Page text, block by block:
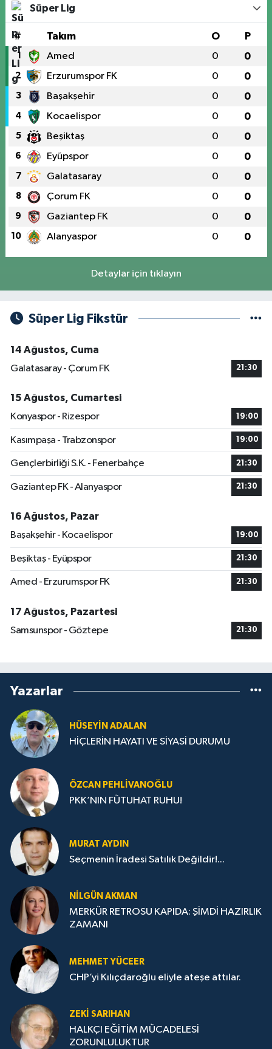
Süper Lig
# Takım O P
1 Amed 0 0
2 Erzurumspor FK 0 0
3 Başakşehir 0 0
4 Kocaelispor 0 0
5 Beşiktaş 0 0
6 Eyüpspor 0 0
7 Galatasaray 0 0
8 Çorum FK 0 0
9 Gaziantep FK 0 0
10 Alanyaspor 0 0
Detaylar için tıklayın
Süper Lig Fikstür
14 Ağustos, Cuma
Galatasaray - Çorum FK
21:30
15 Ağustos, Cumartesi
Konyaspor - Rizespor
19:00
Kasımpaşa - Trabzonspor 19:00
Gençlerbirliği S.K. - Fenerbahçe 21:30
Gaziantep FK - Alanyaspor 21:30
16 Ağustos, Pazar
Başakşehir - Kocaelispor
19:00
Beşiktaş - Eyüpspor 21:30
Amed - Erzurumspor FK 21:30
17 Ağustos, Pazartesi
Samsunspor - Göztepe
21:30
Yazarlar
HÜSEYIN ADALAN
HİÇLERİN HAYATI VE SİYASİ DURUMU
ÖZCAN PEHLIVANOĞLU
PKK’NIN FÜTUHAT RUHU!
MURAT AYDIN
Seçmenin İradesi Satılık Değildir!...
NILGÜN AKMAN
MERKÜR RETROSU KAPIDA: ŞİMDİ HAZIRLIK
ZAMANI
MEHMET YÜCEER
CHP’yi Kılıçdaroğlu eliyle ateşe attılar.
ZEKI SARIHAN
HALKÇI EĞİTİM MÜCADELESİ
ZORUNLULUKTUR